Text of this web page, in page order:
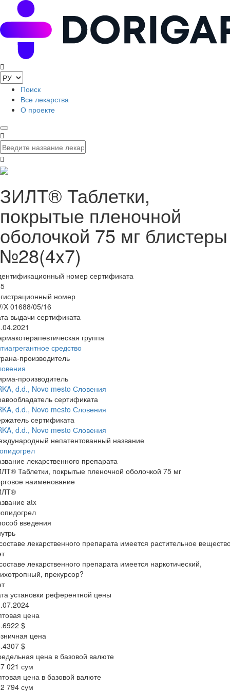
Поиск
Все лекарства
О проекте
ЗИЛТ® Таблетки,
покрытые пленочной
оболочкой 75 мг блистеры
№28(4x7)
номер сертификата
номер
X 01688/05/16
выдачи сертификата
группа
средство
производитель
производитель
d.d., Novo mesto Словения
сертификата
d.d., Novo mesto Словения
сертификата
d.d., Novo mesto Словения
непатентованный название
лекарственного препарата
Таблетки, покрытые пленочной оболочкой 75 мг
наименование
atx
введения
лекарственного препарата имеется растительное
лекарственного препарата имеется наркотический,
прекурсор?
установки референтной цены
цена
$
цена
$
цена в базовой валюте
021 сум
цена в базовой валюте
794 сум